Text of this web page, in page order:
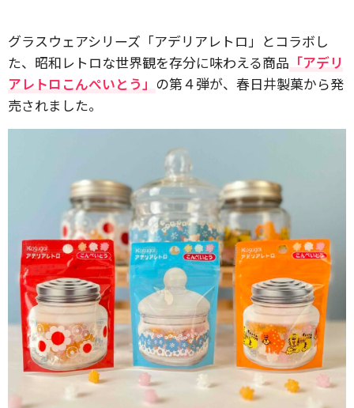
グラスウェアシリーズ「アデリアレトロ」とコラボし
た、昭和レトロな世界観を存分に味わえる商品 「アデリ
アレトロこんぺいとう」 の第４弾が、春日井製菓から発
売されました。